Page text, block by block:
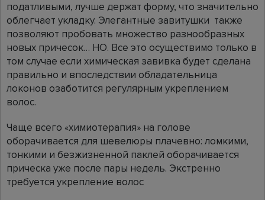
податливыми, лучше держат форму, что значительно
облегчает укладку. Элегантные завитушки также
позволяют пробовать множество разнообразных
новых причесок… НО. Все это осуществимо только в
том случае если химическая завивка будет сделана
правильно и впоследствии обладательница
локонов озаботится регулярным укреплением
волос.
Чаще всего «химиотерапия» на голове
оборачивается для шевелюры плачевно: ломкими,
тонкими и безжизненной паклей оборачивается
прическа уже после пары недель. Экстренно
требуется укрепление волос